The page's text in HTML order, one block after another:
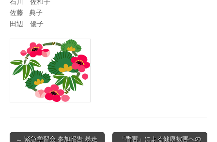
佐藤 典子
田辺 優子
Post
← 緊急学習会 参加報告 暴走
「香害」による健康被害への